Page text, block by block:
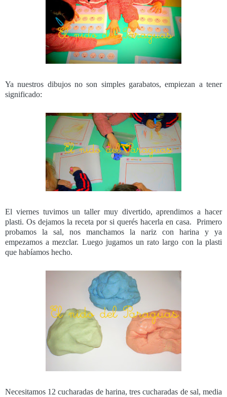
Ya nuestros dibujos no son simples garabatos, empiezan a tener
significado:
El viernes tuvimos un taller muy divertido, aprendimos a hacer
plasti. Os dejamos la receta por si querés hacerla en casa. Primero
probamos la sal, nos manchamos la nariz con harina y ya
empezamos a mezclar. Luego jugamos un rato largo con la plasti
que habíamos hecho.
Necesitamos 12 cucharadas de harina, tres cucharadas de sal, media